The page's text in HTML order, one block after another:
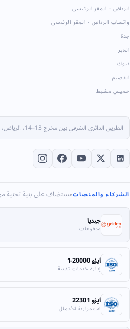
الرياض - المقر الرئيسي
واتساب الرياض - المقر الرئيسي
جدة
الخبر
تبوك
القصيم
خميس مشيط
الطريق الدائري الشرقي بين مخرج 13–14، الرياض، المملكة العربية السعودية.
الشركاء والمنصاتمستضاف على بنية تحتية
جيديا
مدفوعات
آيزو 20000-1
إدارة خدمات تقنية
آيزو 22301
استمرارية الأعمال